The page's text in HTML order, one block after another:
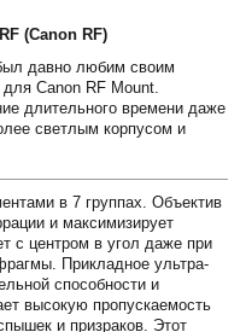
(Canon RF)
давно любим своим
Canon RF Mount.
длительного времени даже
светлым корпусом и
в 7 группах. Объектив
и максимизирует
с центром в угол даже при
Прикладное ультра-
способности и
высокую пропускаемость
и призраков. Этот